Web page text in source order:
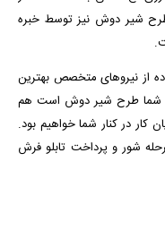
شیر دوش نیز توسط خبره
از نیروهای متخصص بهترین
شما طرح شیر دوش است هم
کار در کنار شما خواهیم بود.
شور و پرداخت تابلو فرش